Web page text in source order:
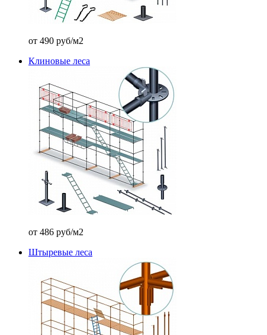
от 490 руб/м2
Клиновые леса
от 486 руб/м2
Штыревые леса